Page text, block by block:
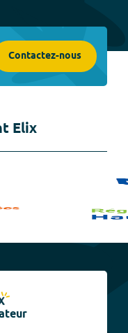
Contactez-nous
Elix